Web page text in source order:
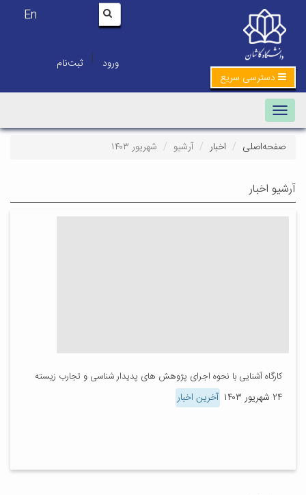
En
ورود | ثبت‌نام
دسترسی سریع
Toggle navigation
صفحه‌اصلی اخبار آرشیو شهریور ۱۴۰۳
آرشیو اخبار
کارگاه آشنایی با نحوه اجرای پژوهش های پدیدار شناسی و تجارب زیسته
۲۴ شهریور ۱۴۰۳ آخرین اخبار